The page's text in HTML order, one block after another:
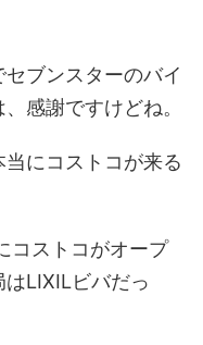
ブンスターのバイ
感謝ですけどね。
にコストコが来る
コストコがオープ
LIXILビバだっ